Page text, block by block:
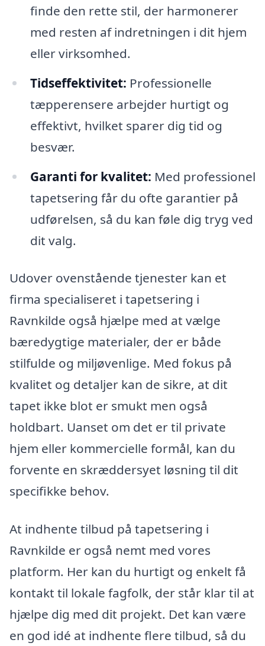
finde den rette stil, der harmonerer
med resten af indretningen i dit hjem
eller virksomhed.
Tidseffektivitet: Professionelle
tæpperensere arbejder hurtigt og
effektivt, hvilket sparer dig tid og
besvær.
Garanti for kvalitet: Med professionel
tapetsering får du ofte garantier på
udførelsen, så du kan føle dig tryg ved
dit valg.
Udover ovenstående tjenester kan et
firma specialiseret i tapetsering i
Ravnkilde også hjælpe med at vælge
bæredygtige materialer, der er både
stilfulde og miljøvenlige. Med fokus på
kvalitet og detaljer kan de sikre, at dit
tapet ikke blot er smukt men også
holdbart. Uanset om det er til private
hjem eller kommercielle formål, kan du
forvente en skræddersyet løsning til dit
specifikke behov.
At indhente tilbud på tapetsering i
Ravnkilde er også nemt med vores
platform. Her kan du hurtigt og enkelt få
kontakt til lokale fagfolk, der står klar til at
hjælpe dig med dit projekt. Det kan være
en god idé at indhente flere tilbud, så du